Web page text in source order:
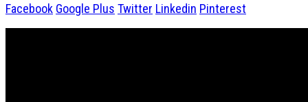
Facebook Google Plus Twitter Linkedin Pinterest